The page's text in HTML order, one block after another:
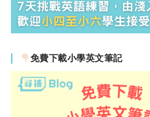
免費下載小學英文筆記